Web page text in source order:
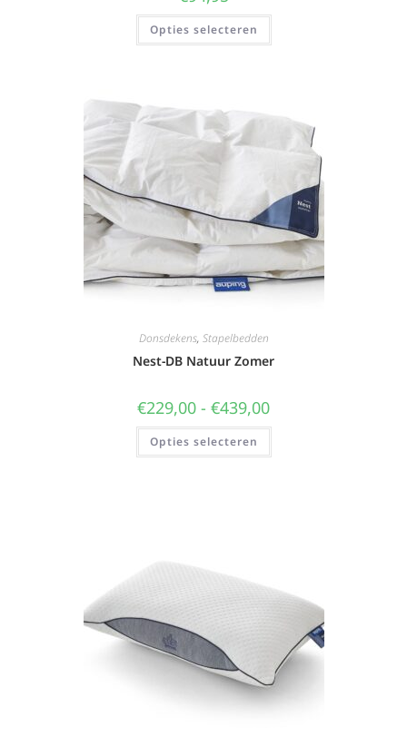
Opties selecteren
Donsdekens, Stapelbedden
Nest-DB Natuur Zomer
€229,00 - €439,00
Opties selecteren